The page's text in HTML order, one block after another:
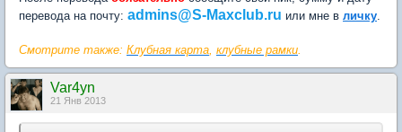
перевода на почту: admins@S-Maxclub.ru или мне в личку.
Смотрите также: Клубная карта, клубные рамки.
Var4yn
21 Янв 2013